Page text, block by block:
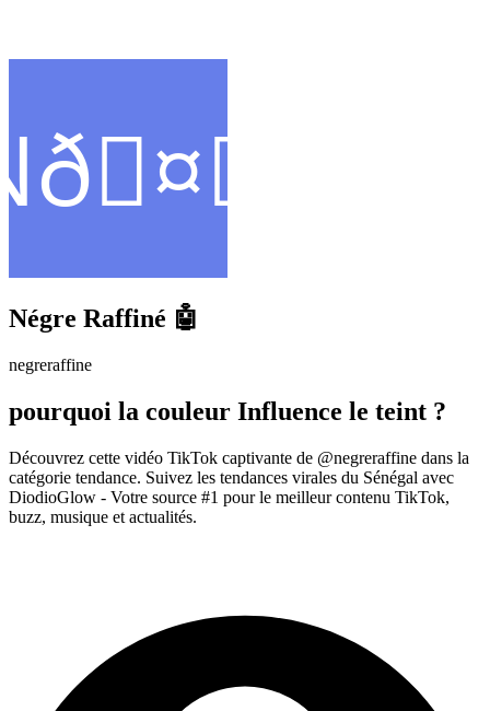
Négre Raffiné 🤖
negreraffine
pourquoi la couleur Influence le teint ?
Découvrez cette vidéo TikTok captivante de @negreraffine dans la
catégorie tendance. Suivez les tendances virales du Sénégal avec
DiodioGlow - Votre source #1 pour le meilleur contenu TikTok,
buzz, musique et actualités.